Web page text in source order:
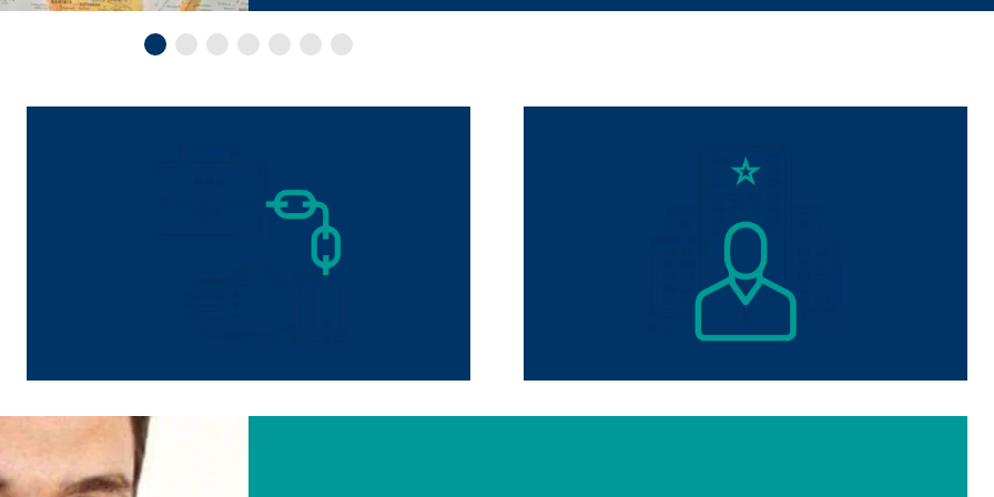
de la configuración del usuario
sobre el comportamiento de los usuarios en este sitio web y para mejorar continuamente el
información de forma anónima. Si acepta las cookies estadísticas, tenga en cuenta que
a EEUU (país que no tiene una protección legal adecuada).
Ireland Ltd.
de estadísticas sobre el uso del sitio web